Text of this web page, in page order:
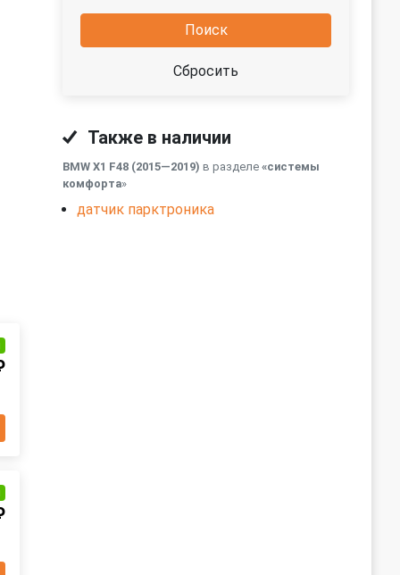
Поиск
Сбросить
Также в наличии
BMW X1 F48 (2015—2019) в разделе «системы
комфорта»
датчик парктроника